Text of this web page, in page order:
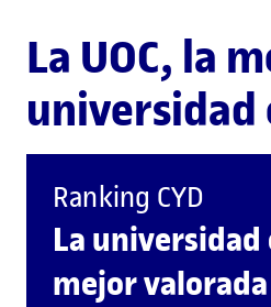
La UOC, la
universidad
Ranking CYD
La
mejor valorada